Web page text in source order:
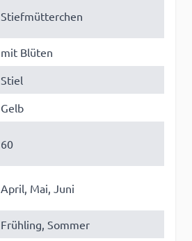
Stiefmütterchen
mit Blüten
Stiel
Gelb
60
April, Mai, Juni
Frühling, Sommer